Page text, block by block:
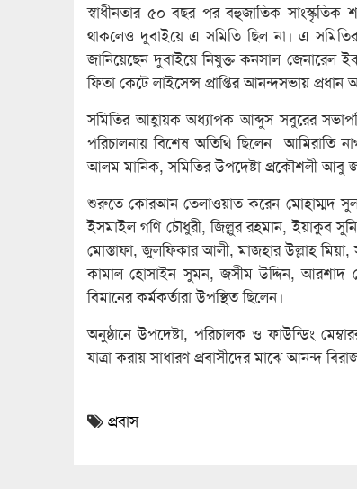
স্বাধীনতার ৫০ বছর পর বহুজাতিক সাংস্কৃতিক
থাকলেও দুবাইয়ে এ সমিতি ছিল না। এ
জানিয়েছেন দুবাইয়ে নিযুক্ত কনসাল জেনারেল
ফিতা কেটে লাইসেন্স প্রাপ্তির আনন্দসভায়
সমিতির আহ্বায়ক অধ্যাপক আব্দুস সবুরের
পরিচালনায় বিশেষ অতিথি ছিলেন আমিরাতি
আলম মানিক, সমিতির উপদেষ্টা প্রকৌশলী আবু
শুরুতে কোরআন তেলাওয়াত করেন মোহাম্মদ
ইসমাইল গণি চৌধুরী, জিল্লুর রহমান,
মোস্তাফা, জুলফিকার আলী, মাজহার উল্লাহ মিয়া,
কামাল হোসাইন সুমন, জসীম উদ্দিন, আরশাদ
বিমানের কর্মকর্তারা উপস্থিত ছিলেন।
অনুষ্ঠানে উপদেষ্টা, পরিচালক ও ফাউন্ডিং
যাত্রা করায় সাধারণ প্রবাসীদের মাঝে আনন্দ
প্রবাস